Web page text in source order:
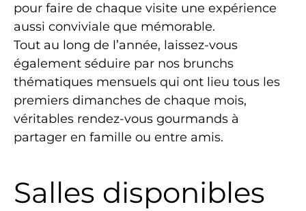
pour faire de chaque visite une expérience
aussi conviviale que mémorable.
Tout au long de l’année, laissez-vous
également séduire par nos brunchs
thématiques mensuels qui ont lieu tous les
premiers dimanches de chaque mois,
véritables rendez-vous gourmands à
partager en famille ou entre amis.
Salles disponibles